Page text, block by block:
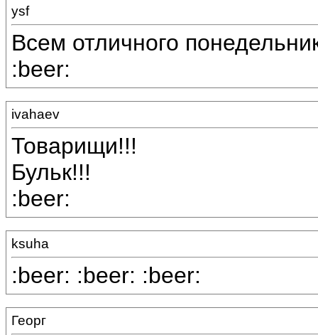
ysf
Всем отличного
:beer:
ivahaev
Товарищи!!!
Бульк!!!
:beer:
ksuha
:beer: :beer: :beer:
Георг